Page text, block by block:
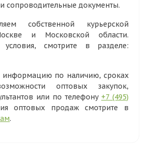
сопроводительные документы.
собственной курьерской
и Московской области.
смотрите в разделе:
информацию по наличию, сроках
оптовых закупок,
или по телефону +7 (495)
оптовых продаж смотрите в
.